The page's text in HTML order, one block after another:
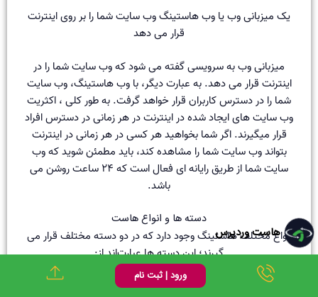
یک میزبانی وب یا وب هاستینگ وب سایت شما را بر روی اینترنت
قرار می دهد
میزبانی وب به سرویسی گفته می شود که وب سایت شما را در
اینترنت قرار می دهد. به عبارت دیگر، با وب هاستینگ، وب سایت
شما را در دسترس کاربران قرار خواهد گرفت. به طور کلی ، اکثریت
وب سایت های ایجاد شده در اینترنت در هر زمانی در دسترس افراد
قرار میگیرند. اگر شما بخواهید هر کسی در هر زمانی در اینترنت
بتواند وب سایت شما را مشاهده کند، باید مطمئن شوید که وب
سایت شما از طریق رایانه ای فعال است که ۲۴ ساعت روشن می
باشد.
دسته ها و انواع هاست
انواع مختلف هاستینگ وجود دارد که در دو دسته مختلف قرار می
گیرند؛ این دسته ها عبارت‌اند از:
هاست وردپرس
ورود | ثبت نام